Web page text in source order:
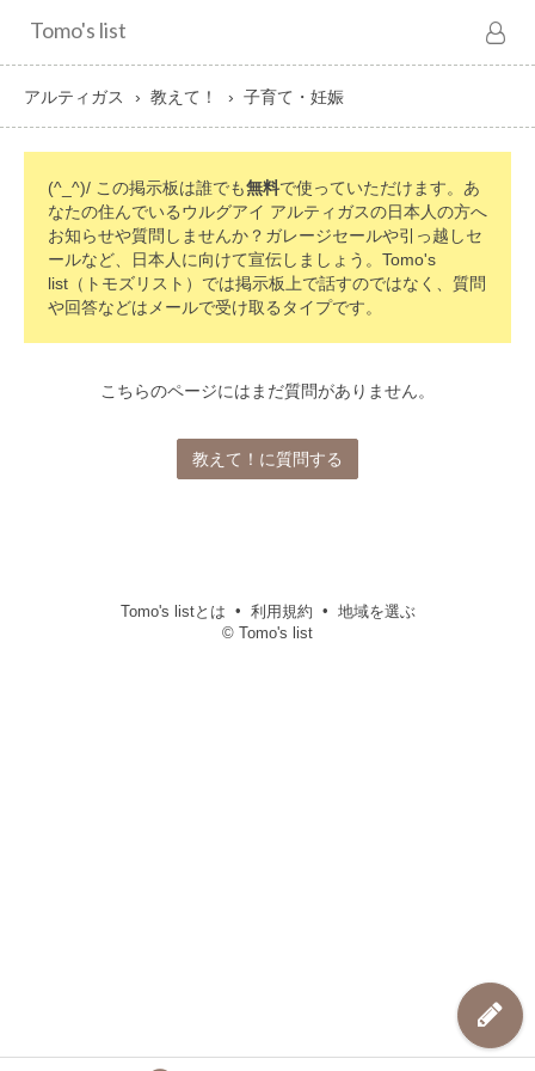
Tomo's list
アルティガス 教えて！ 子育て・妊娠
(^_^)/ この掲示板は誰でも無料で使っていただけます。あ
なたの住んでいるウルグアイ アルティガスの日本人の方へ
お知らせや質問しませんか？ガレージセールや引っ越しセ
ールなど、日本人に向けて宣伝しましょう。Tomo's
list（トモズリスト）では掲示板上で話すのではなく、質問
や回答などはメールで受け取るタイプです。
こちらのページにはまだ質問がありません。
教えて！に質問する
Tomo's listとは 利用規約
地域を選ぶ
© Tomo's list